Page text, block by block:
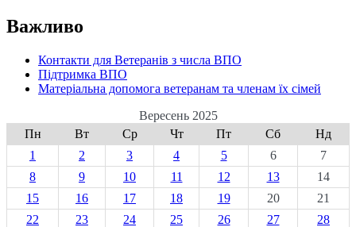
Важливо
Контакти для Ветеранів з числа ВПО
Підтримка ВПО
Матеріальна допомога ветеранам та членам їх сімей
Вересень 2025
Пн
Вт Ср Чт Пт Сб
Нд
1
2 3 4 5 6
7
8
9 10 11 12 13
14
15
16 17 18 19 20
21
22
23 24 25 26 27
28